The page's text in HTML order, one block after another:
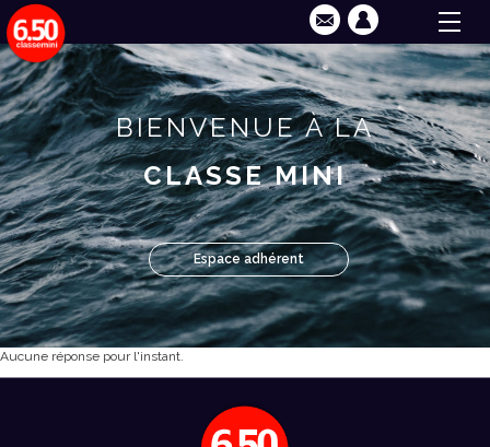
BIENVENUE À LA
CLASSE MINI
Espace adhérent
Aucune réponse pour l'instant.